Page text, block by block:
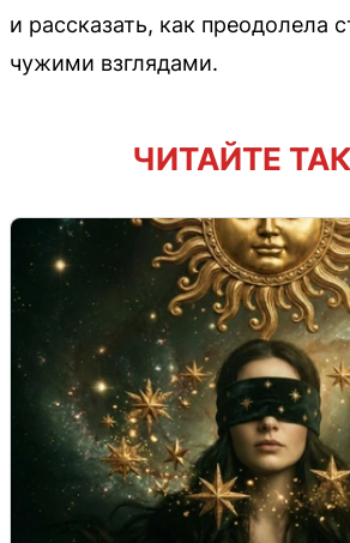
и рассказать, как преодолела
чужими взглядами.
ЧИТАЙТЕ